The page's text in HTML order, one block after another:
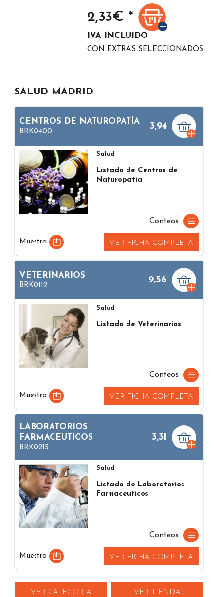
2,33€ *
IVA INCLUIDO
CON EXTRAS SELECCIONADOS
SALUD MADRID
CENTROS DE NATUROPATÍA
BRK0400
3,94
Salud
Listado de Centros de
Naturopatía
Conteos
Muestra VER FICHA COMPLETA
VETERINARIOS
BRK0112
9,56
Salud
Listado de Veterinarios
Conteos
Muestra VER FICHA COMPLETA
LABORATORIOS
FARMACEUTICOS
BRK0215
3,31
Salud
Listado de Laboratorios
Farmaceuticos
Conteos
Muestra VER FICHA COMPLETA
VER CATEGORIA
VER TIENDA